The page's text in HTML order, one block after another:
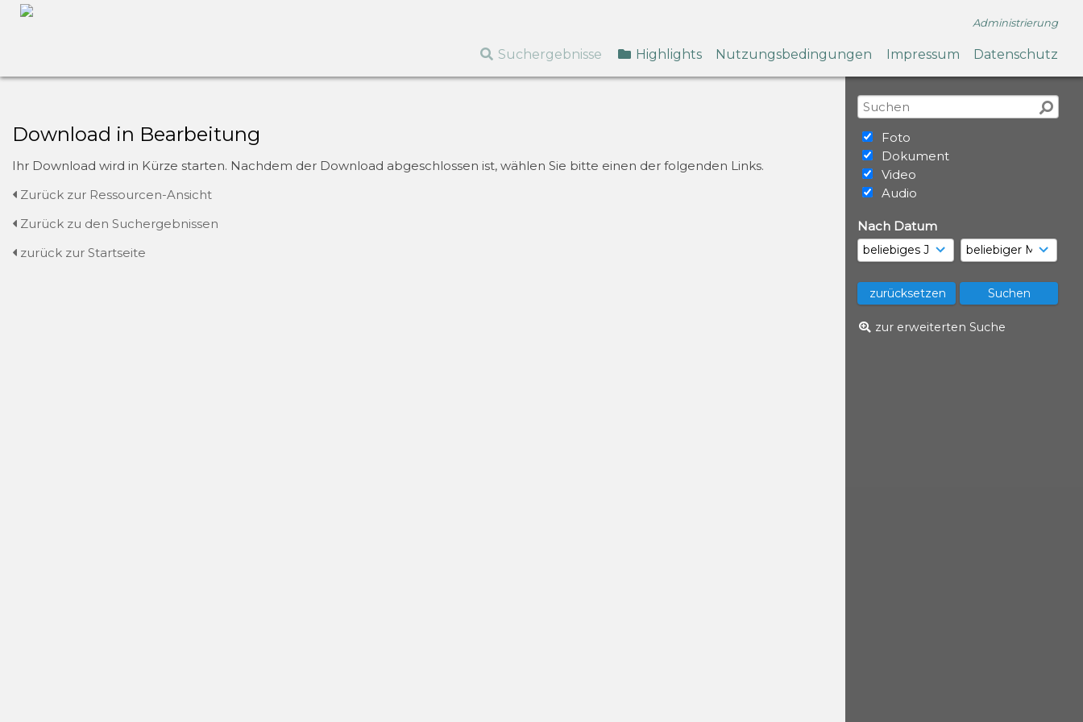
Administrierung
Suchergebnisse Highlights Nutzungsbedingungen Impressum Datenschutz
Foto
Dokument
Video
Audio
Nach Datum
zur erweiterten Suche
Download in Bearbeitung
Ihr Download wird in Kürze starten. Nachdem der Download abgeschlossen ist, wählen Sie bitte einen der folgenden Links.
Zurück zur Ressourcen-Ansicht
Zurück zu den Suchergebnissen
zurück zur Startseite